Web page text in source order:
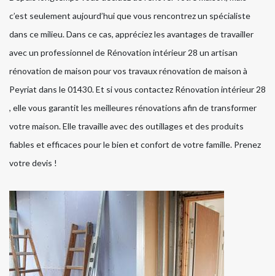
c’est seulement aujourd’hui que vous rencontrez un spécialiste
dans ce milieu. Dans ce cas, appréciez les avantages de travailler
avec un professionnel de Rénovation intérieur 28 un artisan
rénovation de maison pour vos travaux rénovation de maison à
Peyriat dans le 01430. Et si vous contactez Rénovation intérieur 28
, elle vous garantit les meilleures rénovations afin de transformer
votre maison. Elle travaille avec des outillages et des produits
fiables et efficaces pour le bien et confort de votre famille. Prenez
votre devis !